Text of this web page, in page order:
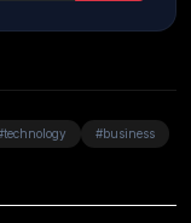
#business